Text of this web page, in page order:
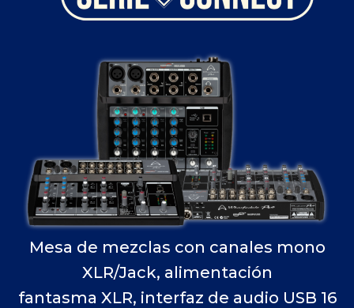
Mesa de mezclas con canales mono
XLR/Jack, alimentación
fantasma XLR, interfaz de audio USB 16